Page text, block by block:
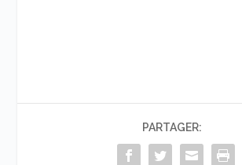
PARTAGER: